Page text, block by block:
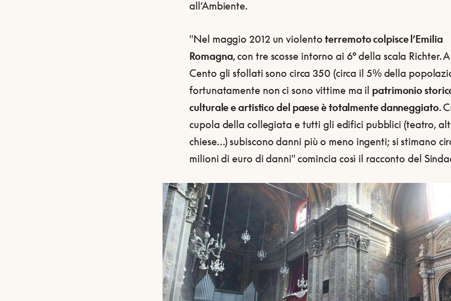
all’Ambiente.
"Nel maggio 2012 un violentoterremoto colpisce l’Emilia
Romagna, con tre scosse intorno ai 6° della scala Richter.
Cento gli sfollati sono circa 350 (circa il 5% della
fortunatamente non ci sono vittime ma il patrimonio
culturale e artistico del paese è totalmente danneggiato.
cupola della collegiata e tutti gli edifici pubblici (teatro,
chiese…) subiscono danni più o meno ingenti; si stimano
milioni di euro di danni" comincia così il racconto del